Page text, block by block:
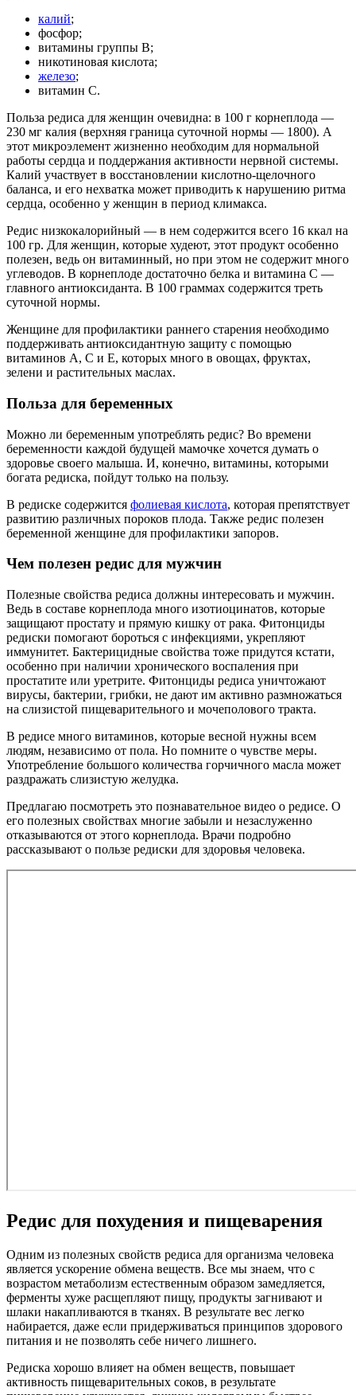
калий;
фосфор;
витамины группы В;
никотиновая кислота;
железо;
витамин С.
Польза редиса для женщин очевидна: в 100 г корнеплода —
230 мг калия (верхняя граница суточной нормы — 1800). А
этот микроэлемент жизненно необходим для нормальной
работы сердца и поддержания активности нервной системы.
Калий участвует в восстановлении кислотно-щелочного
баланса, и его нехватка может приводить к нарушению ритма
сердца, особенно у женщин в период климакса.
Редис низкокалорийный — в нем содержится всего 16 ккал на
100 гр. Для женщин, которые худеют, этот продукт особенно
полезен, ведь он витаминный, но при этом не содержит много
углеводов. В корнеплоде достаточно белка и витамина С —
главного антиоксиданта. В 100 граммах содержится треть
суточной нормы.
Женщине для профилактики раннего старения необходимо
поддерживать антиоксидантную защиту с помощью
витаминов А, С и Е, которых много в овощах, фруктах,
зелени и растительных маслах.
Польза для беременных
Можно ли беременным употреблять редис? Во времени
беременности каждой будущей мамочке хочется думать о
здоровье своего малыша. И, конечно, витамины, которыми
богата редиска, пойдут только на пользу.
В редиске содержится фолиевая кислота, которая препятствует
развитию различных пороков плода. Также редис полезен
беременной женщине для профилактики запоров.
Чем полезен редис для мужчин
Полезные свойства редиса должны интересовать и мужчин.
Ведь в составе корнеплода много изотиоцинатов, которые
защищают простату и прямую кишку от рака. Фитонциды
редиски помогают бороться с инфекциями, укрепляют
иммунитет. Бактерицидные свойства тоже придутся кстати,
особенно при наличии хронического воспаления при
простатите или уретрите. Фитонциды редиса уничтожают
вирусы, бактерии, грибки, не дают им активно размножаться
на слизистой пищеварительного и мочеполового тракта.
В редисе много витаминов, которые весной нужны всем
людям, независимо от пола. Но помните о чувстве меры.
Употребление большого количества горчичного масла может
раздражать слизистую желудка.
Предлагаю посмотреть это познавательное видео о редисе. О
его полезных свойствах многие забыли и незаслуженно
отказываются от этого корнеплода. Врачи подробно
рассказывают о пользе редиски для здоровья человека.
Редис для похудения и пищеварения
Одним из полезных свойств редиса для организма человека
является ускорение обмена веществ. Все мы знаем, что с
возрастом метаболизм естественным образом замедляется,
ферменты хуже расщепляют пищу, продукты загнивают и
шлаки накапливаются в тканях. В результате вес легко
набирается, даже если придерживаться принципов здорового
питания и не позволять себе ничего лишнего.
Редиска хорошо влияет на обмен веществ, повышает
активность пищеварительных соков, в результате